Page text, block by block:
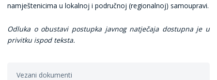
namještenicima u lokalnoj i područnoj (regionalnoj) samoupravi.
Odluka o obustavi postupka javnog natječaja dostupna je u
privitku ispod teksta.
Vezani dokumenti